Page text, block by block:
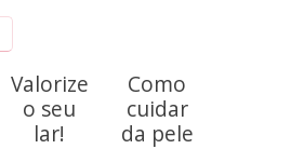
Valorize
o seu
lar!
Como
cuidar
da pele